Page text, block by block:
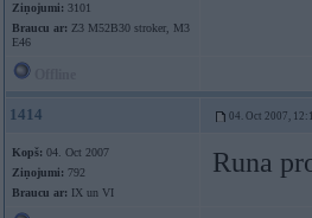
Ziņojumi: 3101
Braucu ar: Z3 M52B30 stroker, M3
E46
1414 04. Oct 2007,
Kopš: 04. Oct 2007
Ziņojumi: 792
Braucu ar: IX un VI
Runa